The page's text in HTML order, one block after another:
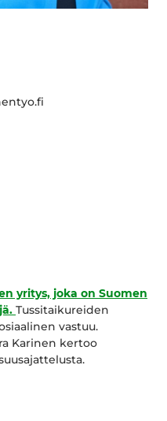
yritys, joka on Suomen
Tussitaikureiden
vastuu.
Karinen kertoo